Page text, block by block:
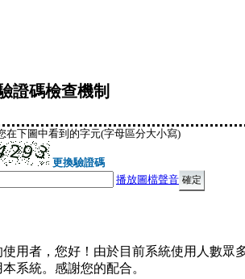
證碼檢查機制
在下圖中看到的字元(字母區分大小寫)
更換驗證碼
播放圖檔聲音
使用者，您好！由於目前系統使用人數眾
系統。感謝您的配合。